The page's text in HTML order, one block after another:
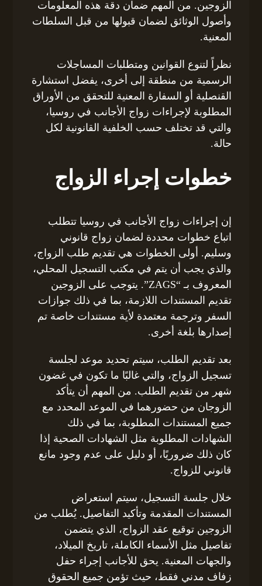
الزوجين. من المهم ضمان دقة هذه المعلومات
وأصول الوثائق لضمان قبولها من قبل السلطات
المعنية.
نظراً لتنوع القوانين ومتطلبات المساجلات
الرسمية من منطقة إلى أخرى، يفضل استشارة
القنصلية أو السفارة المعنية للتحقق من الأوراق
المطلوبة لإجراءات زواج الأجانب في روسيا،
والتي قد تختلف حسب الخلفية القانونية لكل
حالة.
خطوات إجراء الزواج
إن إجراءات زواج الأجانب في روسيا تتطلب
اتباع خطوات محددة لضمان زواج قانوني
وسليم. أولى الخطوات هي تقديم طلب الزواج،
والذي يجب أن يتم في مكتب التسجيل المحلي،
المعروف بـ “ZAGS”. يتوجب على الزوجين
تقديم المستندات اللازمة، بما في ذلك جوازات
السفر وترجمة معتمدة لأية مستندات خاصة تم
إصدارها بلغة أخرى.
بعد تقديم الطلب، سيتم تحديد موعد لجلسة
تسجيل الزواج، والتي غالبًا ما تكون في غضون
شهر من تقديم الطلب. من المهم أن يتأكد
الزوجان من حضورهما في الموعد المحدد مع
جميع المستندات المطلوبة، بما في ذلك
الشهادات المطلوبة مثل الشهادات الصحية إذا
كان ذلك ضروريًا، أو دليل على عدم وجود مانع
قانوني للزواج.
خلال جلسة التسجيل، سيتم استعراض
المستندات المقدمة وتأكيد التفاصيل. يُطلب من
الزوجين توقيع عقد الزواج، الذي يتضمن
تفاصيل مثل الأسماء الكاملة، تاريخ الميلاد،
والجهات المعنية. يحق للأجانب إجراء حفل
زفاف مدني فقط، حيث تؤمن جميع الحقوق